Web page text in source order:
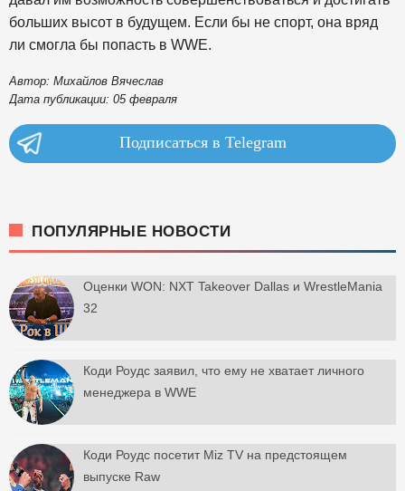
больших высот в будущем. Если бы не спорт, она вряд
ли смогла бы попасть в WWE.
Автор: Михайлов Вячеслав
Дата публикации: 05 февраля
Подписаться в Telegram
ПОПУЛЯРНЫЕ НОВОСТИ
Оценки WON: NXT Takeover Dallas и WrestleMania
32
Коди Роудс заявил, что ему не хватает личного
менеджера в WWE
Коди Роудс посетит Miz TV на предстоящем
выпуске Raw